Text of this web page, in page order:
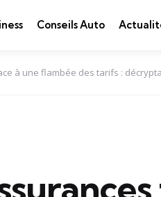
Conseils Auto
à une flambée des tarifs :